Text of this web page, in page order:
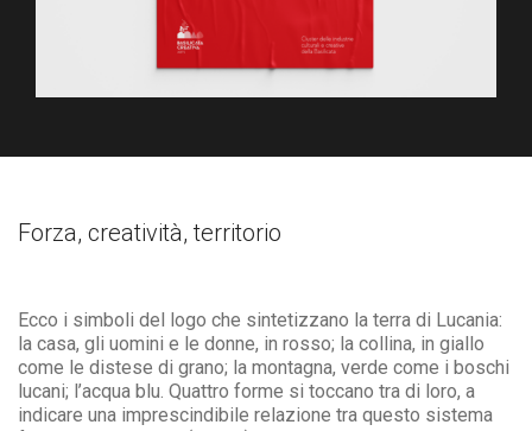
Forza, creatività, territorio
Ecco i simboli del logo che sintetizzano la terra di Lucania:
la casa, gli uomini e le donne, in rosso; la collina, in giallo
come le distese di grano; la montagna, verde come i boschi
lucani; l’acqua blu. Quattro forme si toccano tra di loro, a
indicare una imprescindibile relazione tra questo sistema